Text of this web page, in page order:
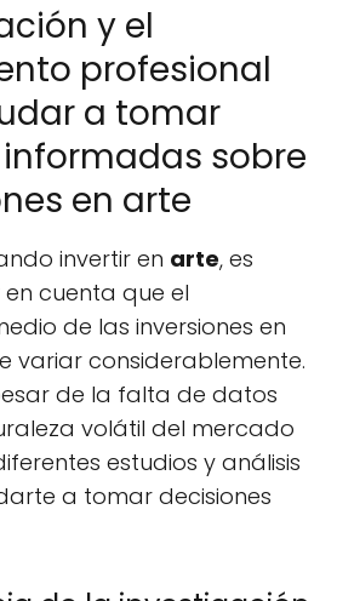
y el
profesional
a tomar
sobre
en arte
invertir en arte, es
cuenta que el
de las inversiones en
variar considerablemente.
de la falta de datos
volátil del mercado
estudios y análisis
a tomar decisiones